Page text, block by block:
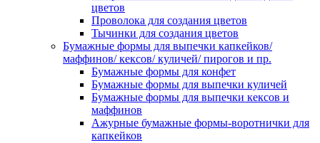
цветов
Проволока для создания цветов
Тычинки для создания цветов
Бумажные формы для выпечки капкейков/
маффинов/ кексов/ куличей/ пирогов и пр.
Бумажные формы для конфет
Бумажные формы для выпечки куличей
Бумажные формы для выпечки кексов и
маффинов
Ажурные бумажные формы-воротнички для
капкейков